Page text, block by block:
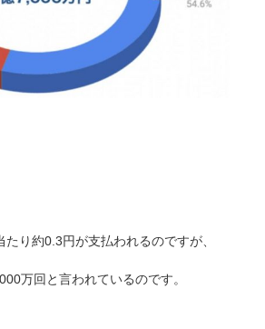
り約0.3円が支払われるのですが、
万回と言われているのです。